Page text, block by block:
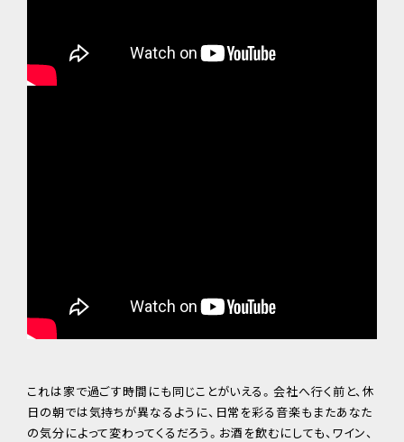
これは家で過ごす時間にも同じことがいえる。会社へ行く前と、休
日の朝では気持ちが異なるように、日常を彩る音楽もまたあなた
の気分によって変わってくるだろう。お酒を飲むにしても、ワイン、